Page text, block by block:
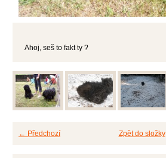
Ahoj, seš to fakt ty ?
← Předchozí Zpět do složky